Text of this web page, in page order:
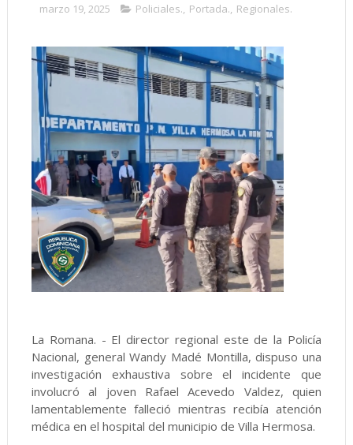
marzo 19, 2025 Policiales., Portada., Regionales.
La Romana. - El director regional este de la Policía
Nacional, general Wandy Madé Montilla, dispuso una
investigación exhaustiva sobre el incidente que
involucró al joven Rafael Acevedo Valdez, quien
lamentablemente falleció mientras recibía atención
médica en el hospital del municipio de Villa Hermosa.